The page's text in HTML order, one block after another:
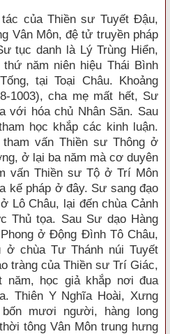
của Thiền sư Tuyết Đậu,
Vân Môn, đệ tử truyền pháp
tục danh là Lý Trùng Hiển,
năm niên hiệu Thái Bình
tại Toại Châu. Khoảng
1003), cha mẹ mất hết, Sư
với hóa chủ Nhân Săn. Sau
học khắp các kinh luận.
vấn Thiền sư Thông ở
ở lại ba năm mà cơ duyên
vấn Thiền sư Tộ ở Trí Môn
kế pháp ở đây. Sư sang đạo
Lô Châu, lại đến chùa Cảnh
Thủ tọa. Sau Sư dạo Hàng
ở Động Đình Tô Châu,
ở chùa Tư Thánh núi Tuyết
tràng của Thiền sư Trí Giác,
học giả khắp nơi đua
Thiên Y Nghĩa Hoài, Xưng
mươi người, hàng long
tông Vân Môn trung hưng